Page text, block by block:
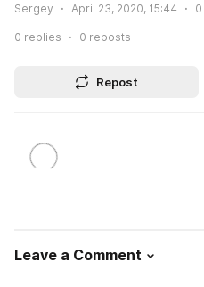
Sergey April 23, 2020, 15:44 0
0 replies 0 reposts
Repost
Leave a Comment